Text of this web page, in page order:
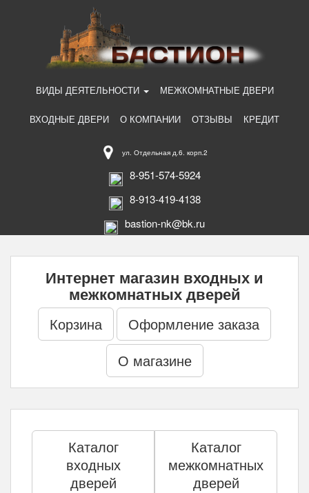
ВИДЫ ДЕЯТЕЛЬНОСТИ МЕЖКОМНАТНЫЕ ДВЕРИ
ВХОДНЫЕ ДВЕРИ О КОМПАНИИ ОТЗЫВЫ КРЕДИТ
ул. Отдельная д.6. корп.2
8-951-574-5924
8-913-419-4138
bastion-nk@bk.ru
Интернет магазин входных и
межкомнатных дверей
Корзина
Оформление заказа
О магазине
Каталог
входных
дверей
Каталог
межкомнатных
дверей